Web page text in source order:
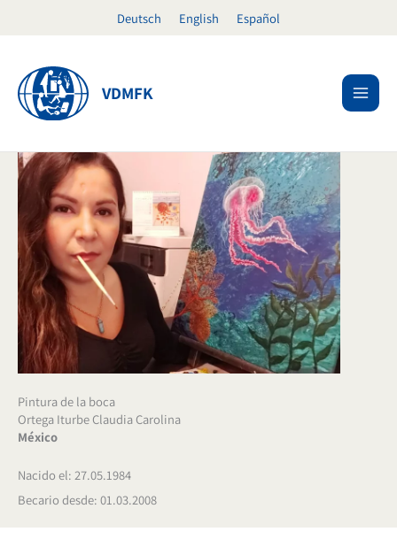
Deutsch English Español
VDMFK
Pintura de la boca
Ortega Iturbe Claudia Carolina
México
Nacido el: 27.05.1984
Becario desde: 01.03.2008